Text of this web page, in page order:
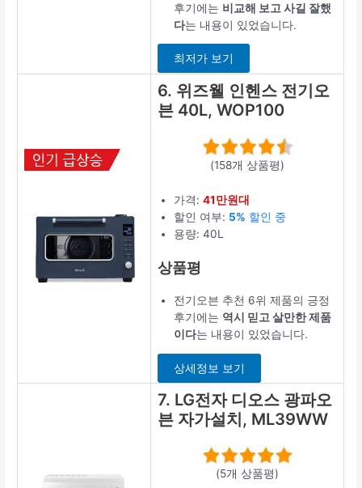
후기에는 비교해 보고 사길 잘했
다는 내용이 있었습니다.
최저가 보기
6. 위즈웰 인헨스 전기오
븐 40L, WOP100
(158개 상품평)
가격:41만원대
할인 여부: 5% 할인 중
용량: 40L
상품평
전기오븐 추천 6위 제품의 긍정
후기에는 역시 믿고 살만한 제품
이다는 내용이 있었습니다.
상세정보 보기
7. LG전자 디오스 광파오
븐 자가설치, ML39WW
(5개 상품평)